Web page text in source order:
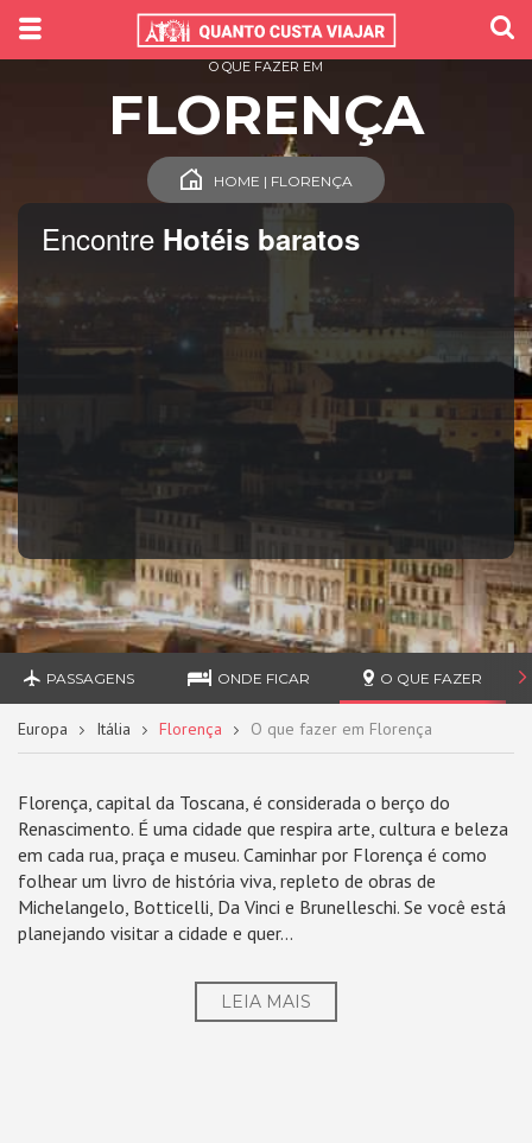
Encontre Hotéis baratos
O QUE FAZER EM
FLORENÇA
HOME | FLORENÇA
PASSAGENS ONDE FICAR O QUE FAZER
Europa Itália Florença O que fazer em Florença
Florença, capital da Toscana, é considerada o berço do
Renascimento. É uma cidade que respira arte, cultura e beleza
em cada rua, praça e museu. Caminhar por Florença é como
folhear um livro de história viva, repleto de obras de
Michelangelo, Botticelli, Da Vinci e Brunelleschi. Se você está
planejando visitar a cidade e quer...
LEIA MAIS